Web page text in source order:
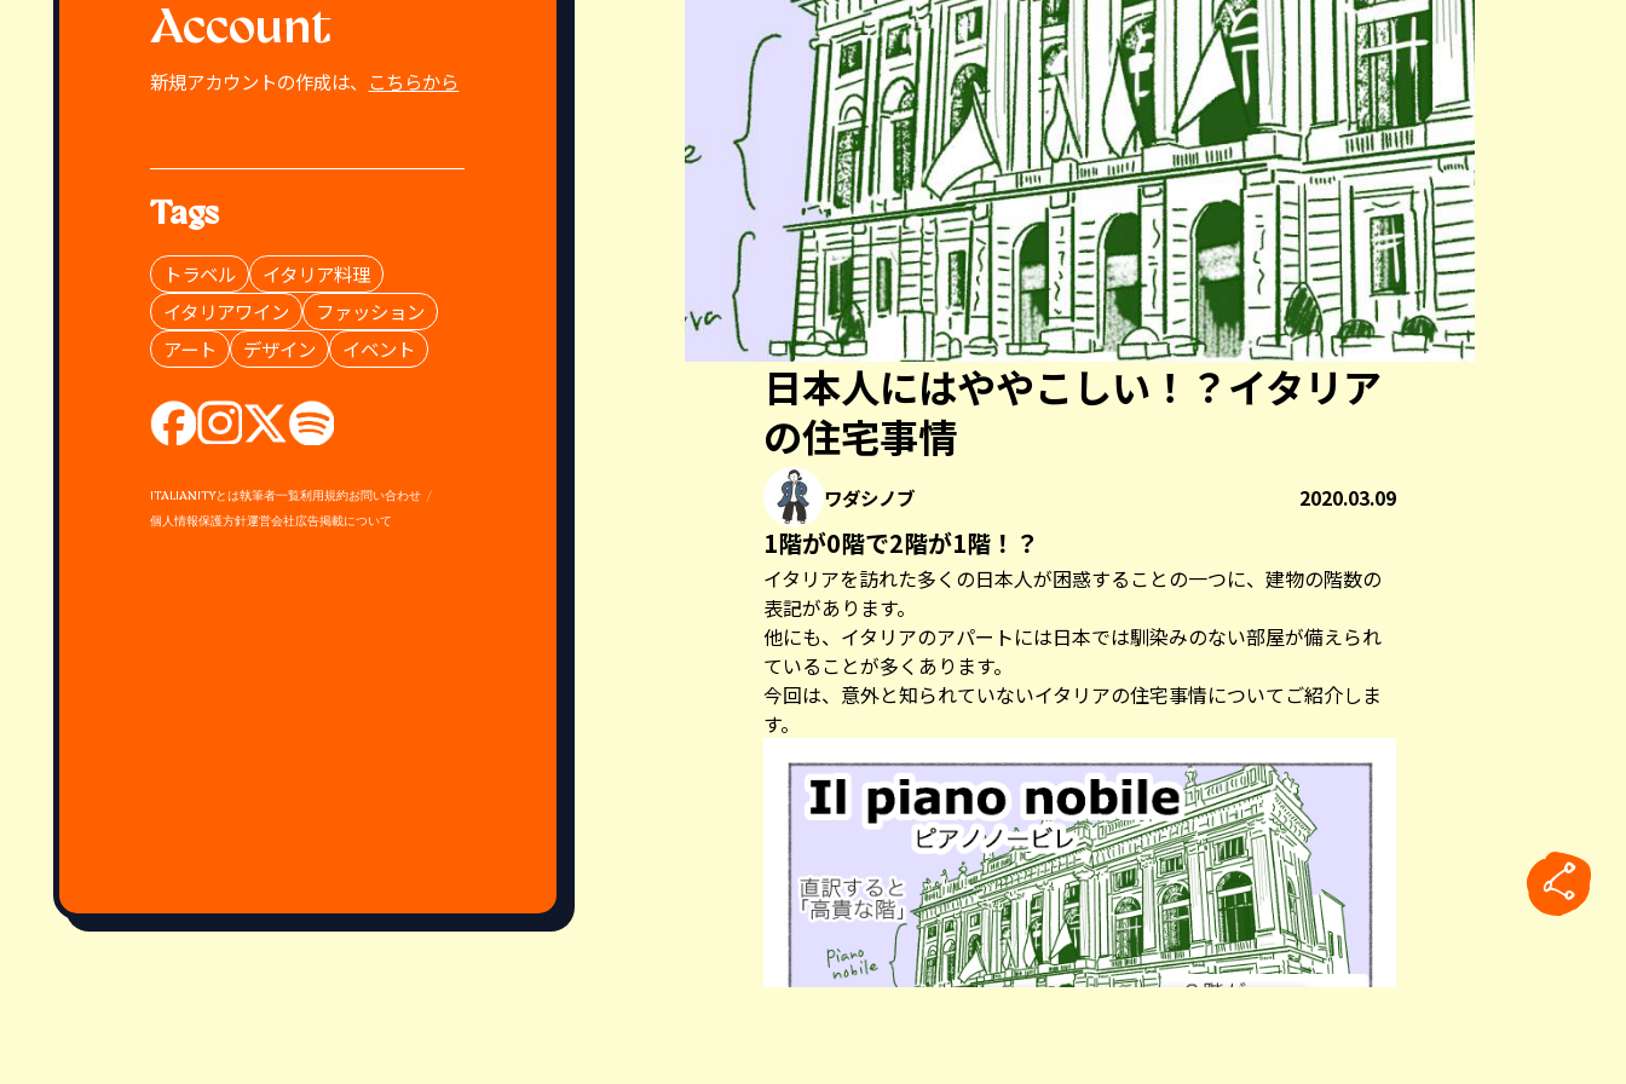
Account
新規アカウントの作成は、 こちらから
Tags
トラベル
イタリア料理
イタリアワイン
ファッション
アート
デザイン イベント
ITALIANITYとは執筆者一覧利用規約お問い合わせ
個人情報保護方針運営会社広告掲載について
日本人にはややこしい！？イタリア
の住宅事情
ワダシノブ 2020.03.09
1階が0階で2階が1階！？
イタリアを訪れた多くの日本人が困惑することの一つに、建物の階数の
表記があります。
他にも、イタリアのアパートには日本では馴染みのない部屋が備えられ
ていることが多くあります。
今回は、意外と知られていないイタリアの住宅事情についてご紹介しま
す。